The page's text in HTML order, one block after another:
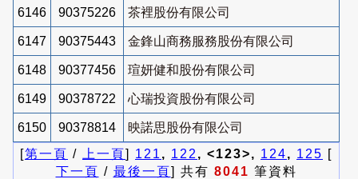
6146 90375226 茶裡股份有限公司
6147 90375443 金鋒山商務服務股份有限公司
6148 90377456 瑄妍健和股份有限公司
6149 90378722 心瑞投資股份有限公司
6150 90378814
映諾思股份有限公司
[第一頁 / 上一頁] 121 , 122 , <123>, 124, 125 [
下一頁 / 最後一頁] 共有 8041 筆資料